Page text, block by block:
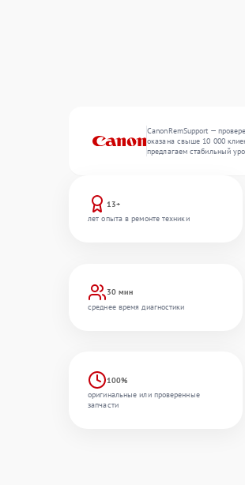
CanonRemSupport —
оказана свыше 10 000
предлагаем стабильный
13+
лет опыта в ремонте техники
30 мин
среднее время диагностики
100%
оригинальные или проверенные
запчасти